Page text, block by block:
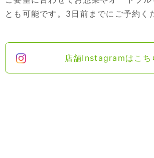
とも可能です。3日前までにご予約く
店舗Instagramはこち